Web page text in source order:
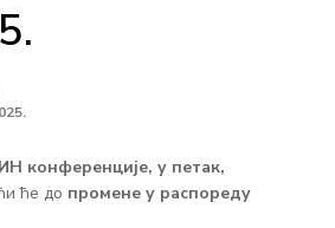
конференције, у петак,
ће до промене у распореду